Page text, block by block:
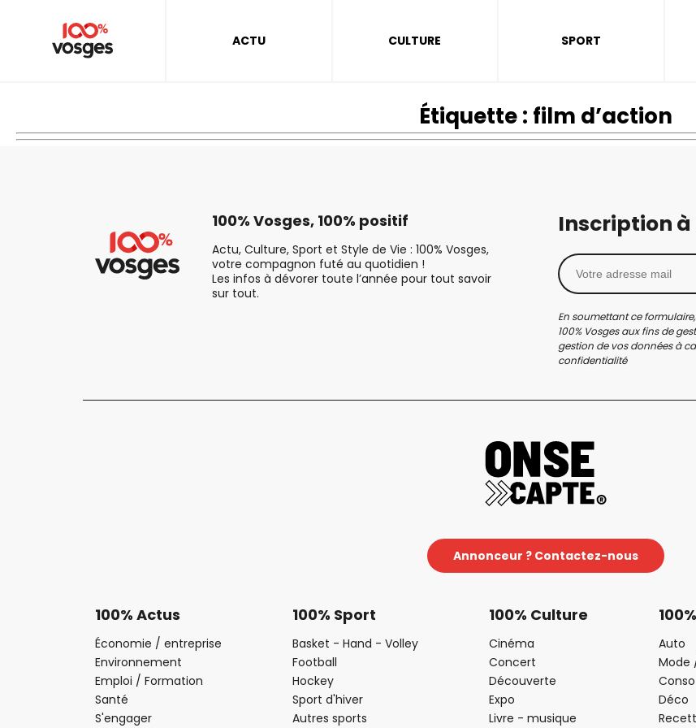
ACTU CULTURE SPORT
Étiquette : film d’action
100% Vosges, 100% positif
Actu, Culture, Sport et Style de Vie : 100% Vosges,
votre compagnon futé au quotidien !
Les infos à dévorer toute l’année pour tout savoir
sur tout.
Inscription
En soumettant ce
100% Vosges aux fins de
gestion de vos données à
confidentialité
Annonceur ? Contactez-nous
100% Actus
Économie / entreprise
Environnement
Emploi / Formation
Santé
S'engager
100% Sport
Basket - Hand - Volley
Football
Hockey
Sport d'hiver
Autres sports
100% Culture
Cinéma
Concert
Découverte
Expo
Livre - musique
Auto
Mode
Conso
Déco